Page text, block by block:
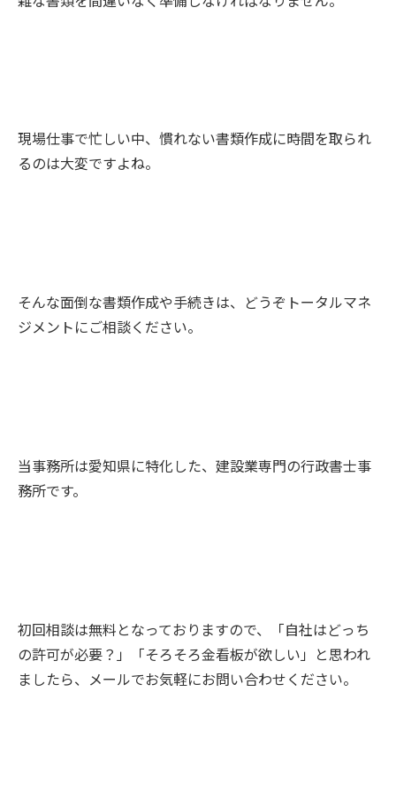
現場仕事で忙しい中、慣れない書類作成に時間を取られ
るのは大変ですよね。
そんな面倒な書類作成や手続きは、どうぞトータルマネ
ジメントにご相談ください。
当事務所は愛知県に特化した、建設業専門の行政書士事
務所です。
初回相談は無料となっておりますので、「自社はどっち
の許可が必要？」「そろそろ金看板が欲しい」と思われ
ましたら、メールでお気軽にお問い合わせください。